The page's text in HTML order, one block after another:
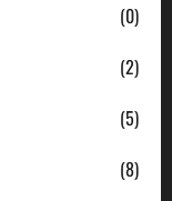
(0)
(2)
(5)
(8)